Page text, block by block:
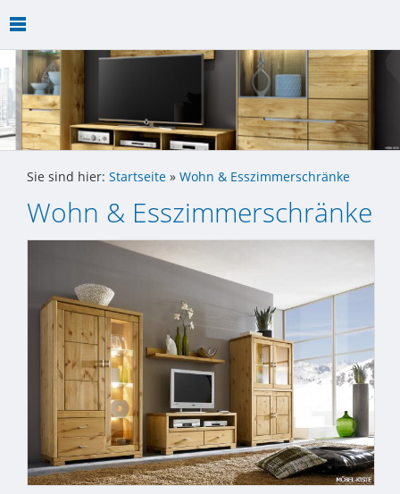
Sie sind hier: Startseite » Wohn & Esszimmerschränke
Wohn & Esszimmerschränke